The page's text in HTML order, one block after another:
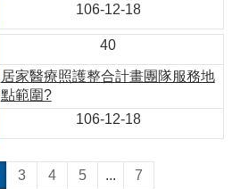
106-12-18
40
居家醫療照護整合計畫團隊服務地
點範圍?
106-12-18
3 4 5 ... 7